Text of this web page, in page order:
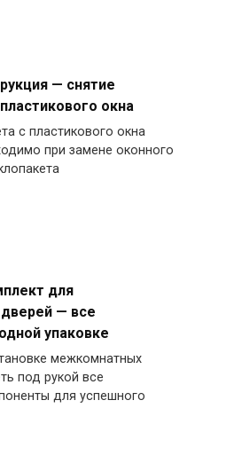
— снятие
окна
с пластикового окна
при замене оконного
для
— все
упаковке
межкомнатных
под рукой все
для успешного